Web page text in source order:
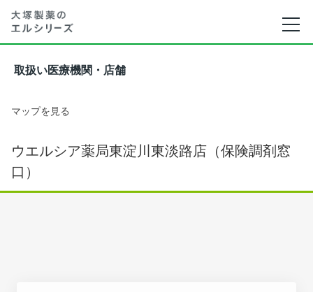
取扱い医療機関・店舗
マップを見る
ウエルシア薬局東淀川東淡路店（保険調剤窓
口）